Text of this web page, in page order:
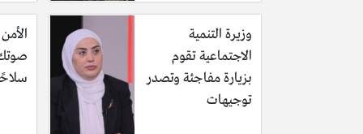
وزيرة التنمية
الاجتماعية تقوم
بزيارة مفاجئة وتصدر
توجيهات